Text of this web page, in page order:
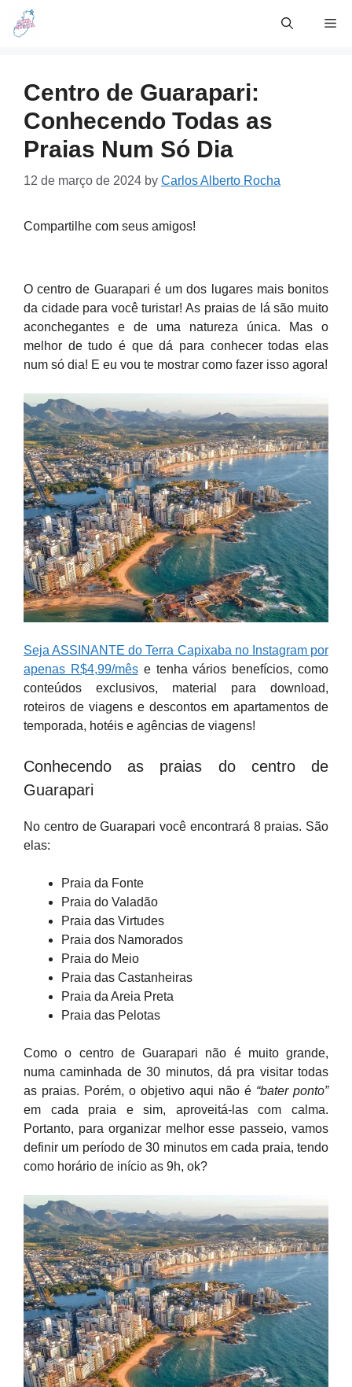
Skip
Centro de Guarapari:
Conhecendo Todas as
Praias Num Só Dia
12 de março de 2024 by Carlos Alberto Rocha
Compartilhe com seus amigos!
O centro de Guarapari é um dos lugares mais bonitos
da cidade para você turistar! As praias de lá são muito
aconchegantes e de uma natureza única. Mas o
melhor de tudo é que dá para conhecer todas elas
num só dia! E eu vou te mostrar como fazer isso agora!
Seja ASSINANTE do Terra Capixaba no Instagram por
apenas R$4,99/mêse tenha vários benefícios, como
conteúdos exclusivos, material para download,
roteiros de viagens e descontos em apartamentos de
temporada, hotéis e agências de viagens!
Conhecendo as praias do centro de
Guarapari
No centro de Guarapari você encontrará 8 praias. São
elas:
Praia da Fonte
Praia do Valadão
Praia das Virtudes
Praia dos Namorados
Praia do Meio
Praia das Castanheiras
Praia da Areia Preta
Praia das Pelotas
Como o centro de Guarapari não é muito grande,
numa caminhada de 30 minutos, dá pra visitar todas
as praias. Porém, o objetivo aqui não é “bater ponto”
em cada praia e sim, aproveitá-las com calma.
Portanto, para organizar melhor esse passeio, vamos
definir um período de 30 minutos em cada praia, tendo
como horário de início as 9h, ok?